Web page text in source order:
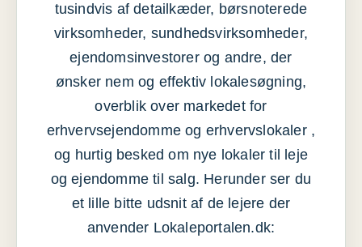
tusindvis af detailkæder, børsnoterede
virksomheder, sundhedsvirksomheder,
ejendomsinvestorer og andre, der
ønsker nem og effektiv lokalesøgning,
overblik over markedet for
erhvervsejendomme og erhvervslokaler ,
og hurtig besked om nye lokaler til leje
og ejendomme til salg. Herunder ser du
et lille bitte udsnit af de lejere der
anvender Lokaleportalen.dk: